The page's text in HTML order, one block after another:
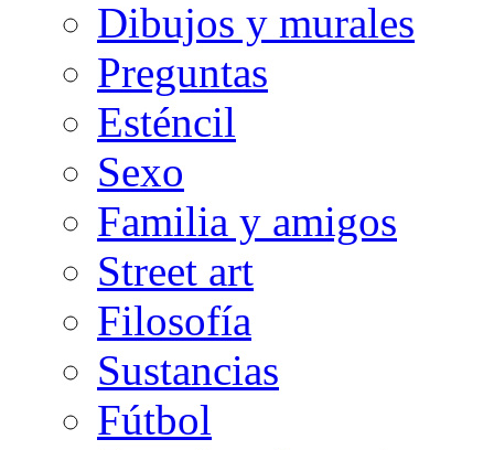
Dibujos y murales
Preguntas
Esténcil
Sexo
Familia y amigos
Street art
Filosofía
Sustancias
Fútbol